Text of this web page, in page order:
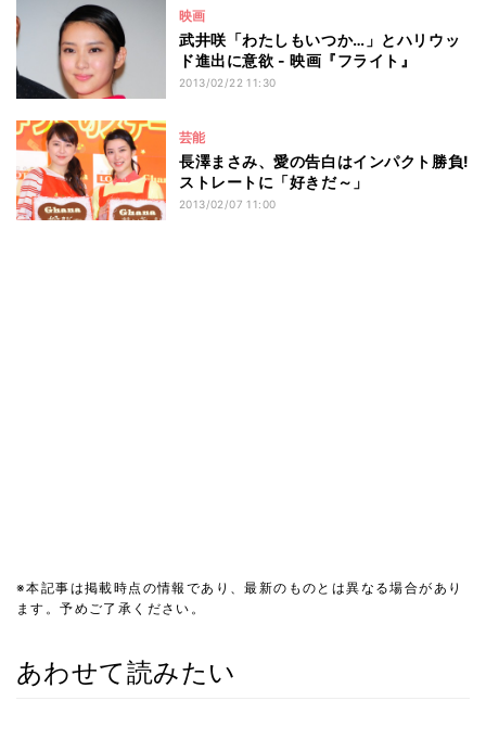
映画
武井咲「わたしもいつか…」とハリウッ
ド進出に意欲 - 映画『フライト』
2013/02/22 11:30
芸能
長澤まさみ、愛の告白はインパクト勝負!
ストレートに「好きだ～」
2013/02/07 11:00
※本記事は掲載時点の情報であり、最新のものとは異なる場合があり
ます。予めご了承ください。
あわせて読みたい